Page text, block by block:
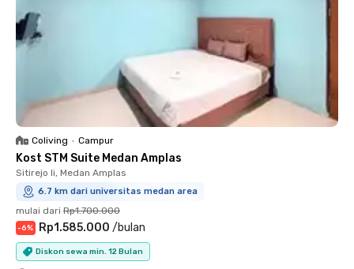
Coliving • Campur
Kost STM Suite Medan Amplas
Sitirejo Ii, Medan Amplas
6.7 km dari universitas medan area
mulai dari Rp1.700.000
-6% Rp1.585.000 /bulan
Diskon sewa min. 12 Bulan